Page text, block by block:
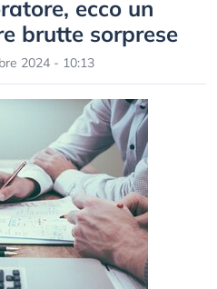
ecco un
brutte sorprese
2024 - 10:13